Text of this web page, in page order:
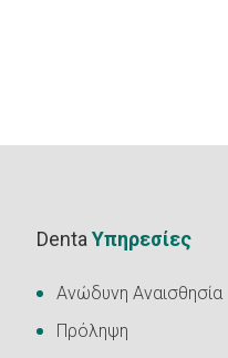
Denta Υπηρεσίες
Ανώδυνη Αναισθησία
Πρόληψη